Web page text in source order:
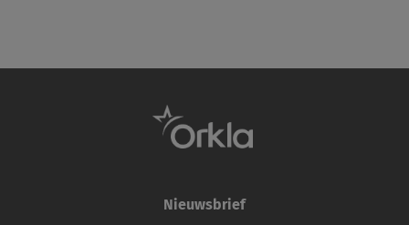
Nieuwsbrief